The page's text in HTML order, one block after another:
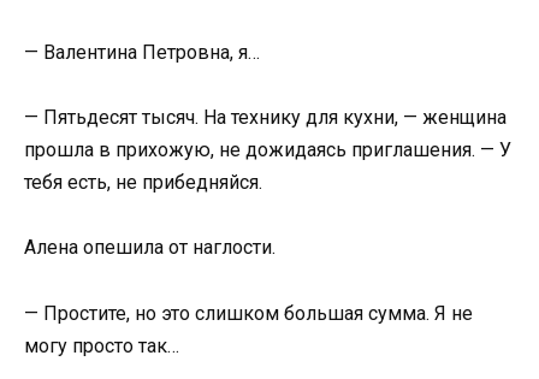
— Валентина Петровна, я…
— Пятьдесят тысяч. На технику для кухни, — женщина
прошла в прихожую, не дожидаясь приглашения. — У
тебя есть, не прибедняйся.
Алена опешила от наглости.
— Простите, но это слишком большая сумма. Я не
могу просто так…